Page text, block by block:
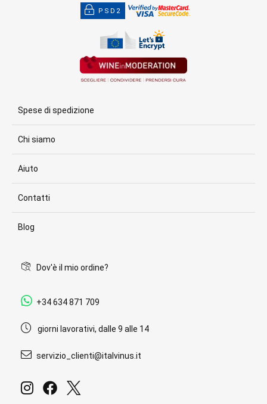
PSD2
Spese di spedizione
Chi siamo
Aiuto
Contatti
Blog
Dov'è il mio ordine?
+34 634 871 709
giorni lavorativi, dalle 9 alle 14
servizio_clienti@italvinus.it